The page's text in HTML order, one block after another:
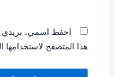
احفظ اسمي، بريدي
هذا المتصفح لاستخدامها